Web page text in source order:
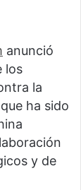
anunció
los
la
ha sido
y de